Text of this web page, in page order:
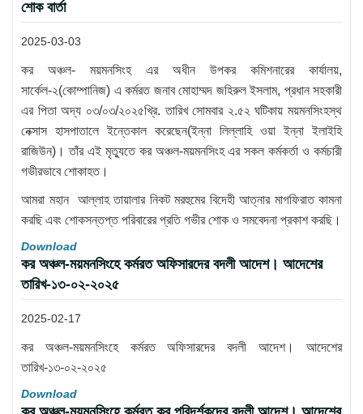
শোক বার্তা
2025-03-03
কর অঞ্চল- ময়মনসিংহ এর অধীন উপকর কমিশনারের কার্যালয়,
সার্কেল-২(কোম্পানিজ) এ কর্মরত জনাব মোহাম্মদ জহিরুল ইসলাম, প্রধান সহকারী
এর পিতা অদ্য ০৩/০৩/২০২৫খ্রি. তারিখ সোমবার ২.৫২ ঘটিকায় ময়মনসিংহস্থ
নেক্সাস হাসপাতালে ইন্তেকাল করেছেন(ইন্না লিল্লাহি ওয়া ইন্না ইলাইহি
রাজিউন)। তাঁর এই মৃত্যুতে কর অঞ্চল-ময়মনসিংহ এর সকল কর্মকর্তা ও কর্মচারী
গভীরভাবে শোকাহত।
আমরা মহান আল্লাহ তায়ালার নিকট মরহুমের বিদেহী আত্নার মাগফিরাত কামনা
করছি এবং শোকসন্তপ্ত পরিবারের প্রতি গভীর শোক ও সমবেদনা প্রকাশ করছি।
Download
কর অঞ্চল-ময়মনসিংহে কর্মরত অফিসারদের বদলী আদেশ। আদেশের
তারিখ-১৩-০২-২০২৫
2025-02-17
কর অঞ্চল-ময়মনসিংহে কর্মরত অফিসারদের বদলী আদেশ। আদেশের
তারিখ-১৩-০২-২০২৫
Download